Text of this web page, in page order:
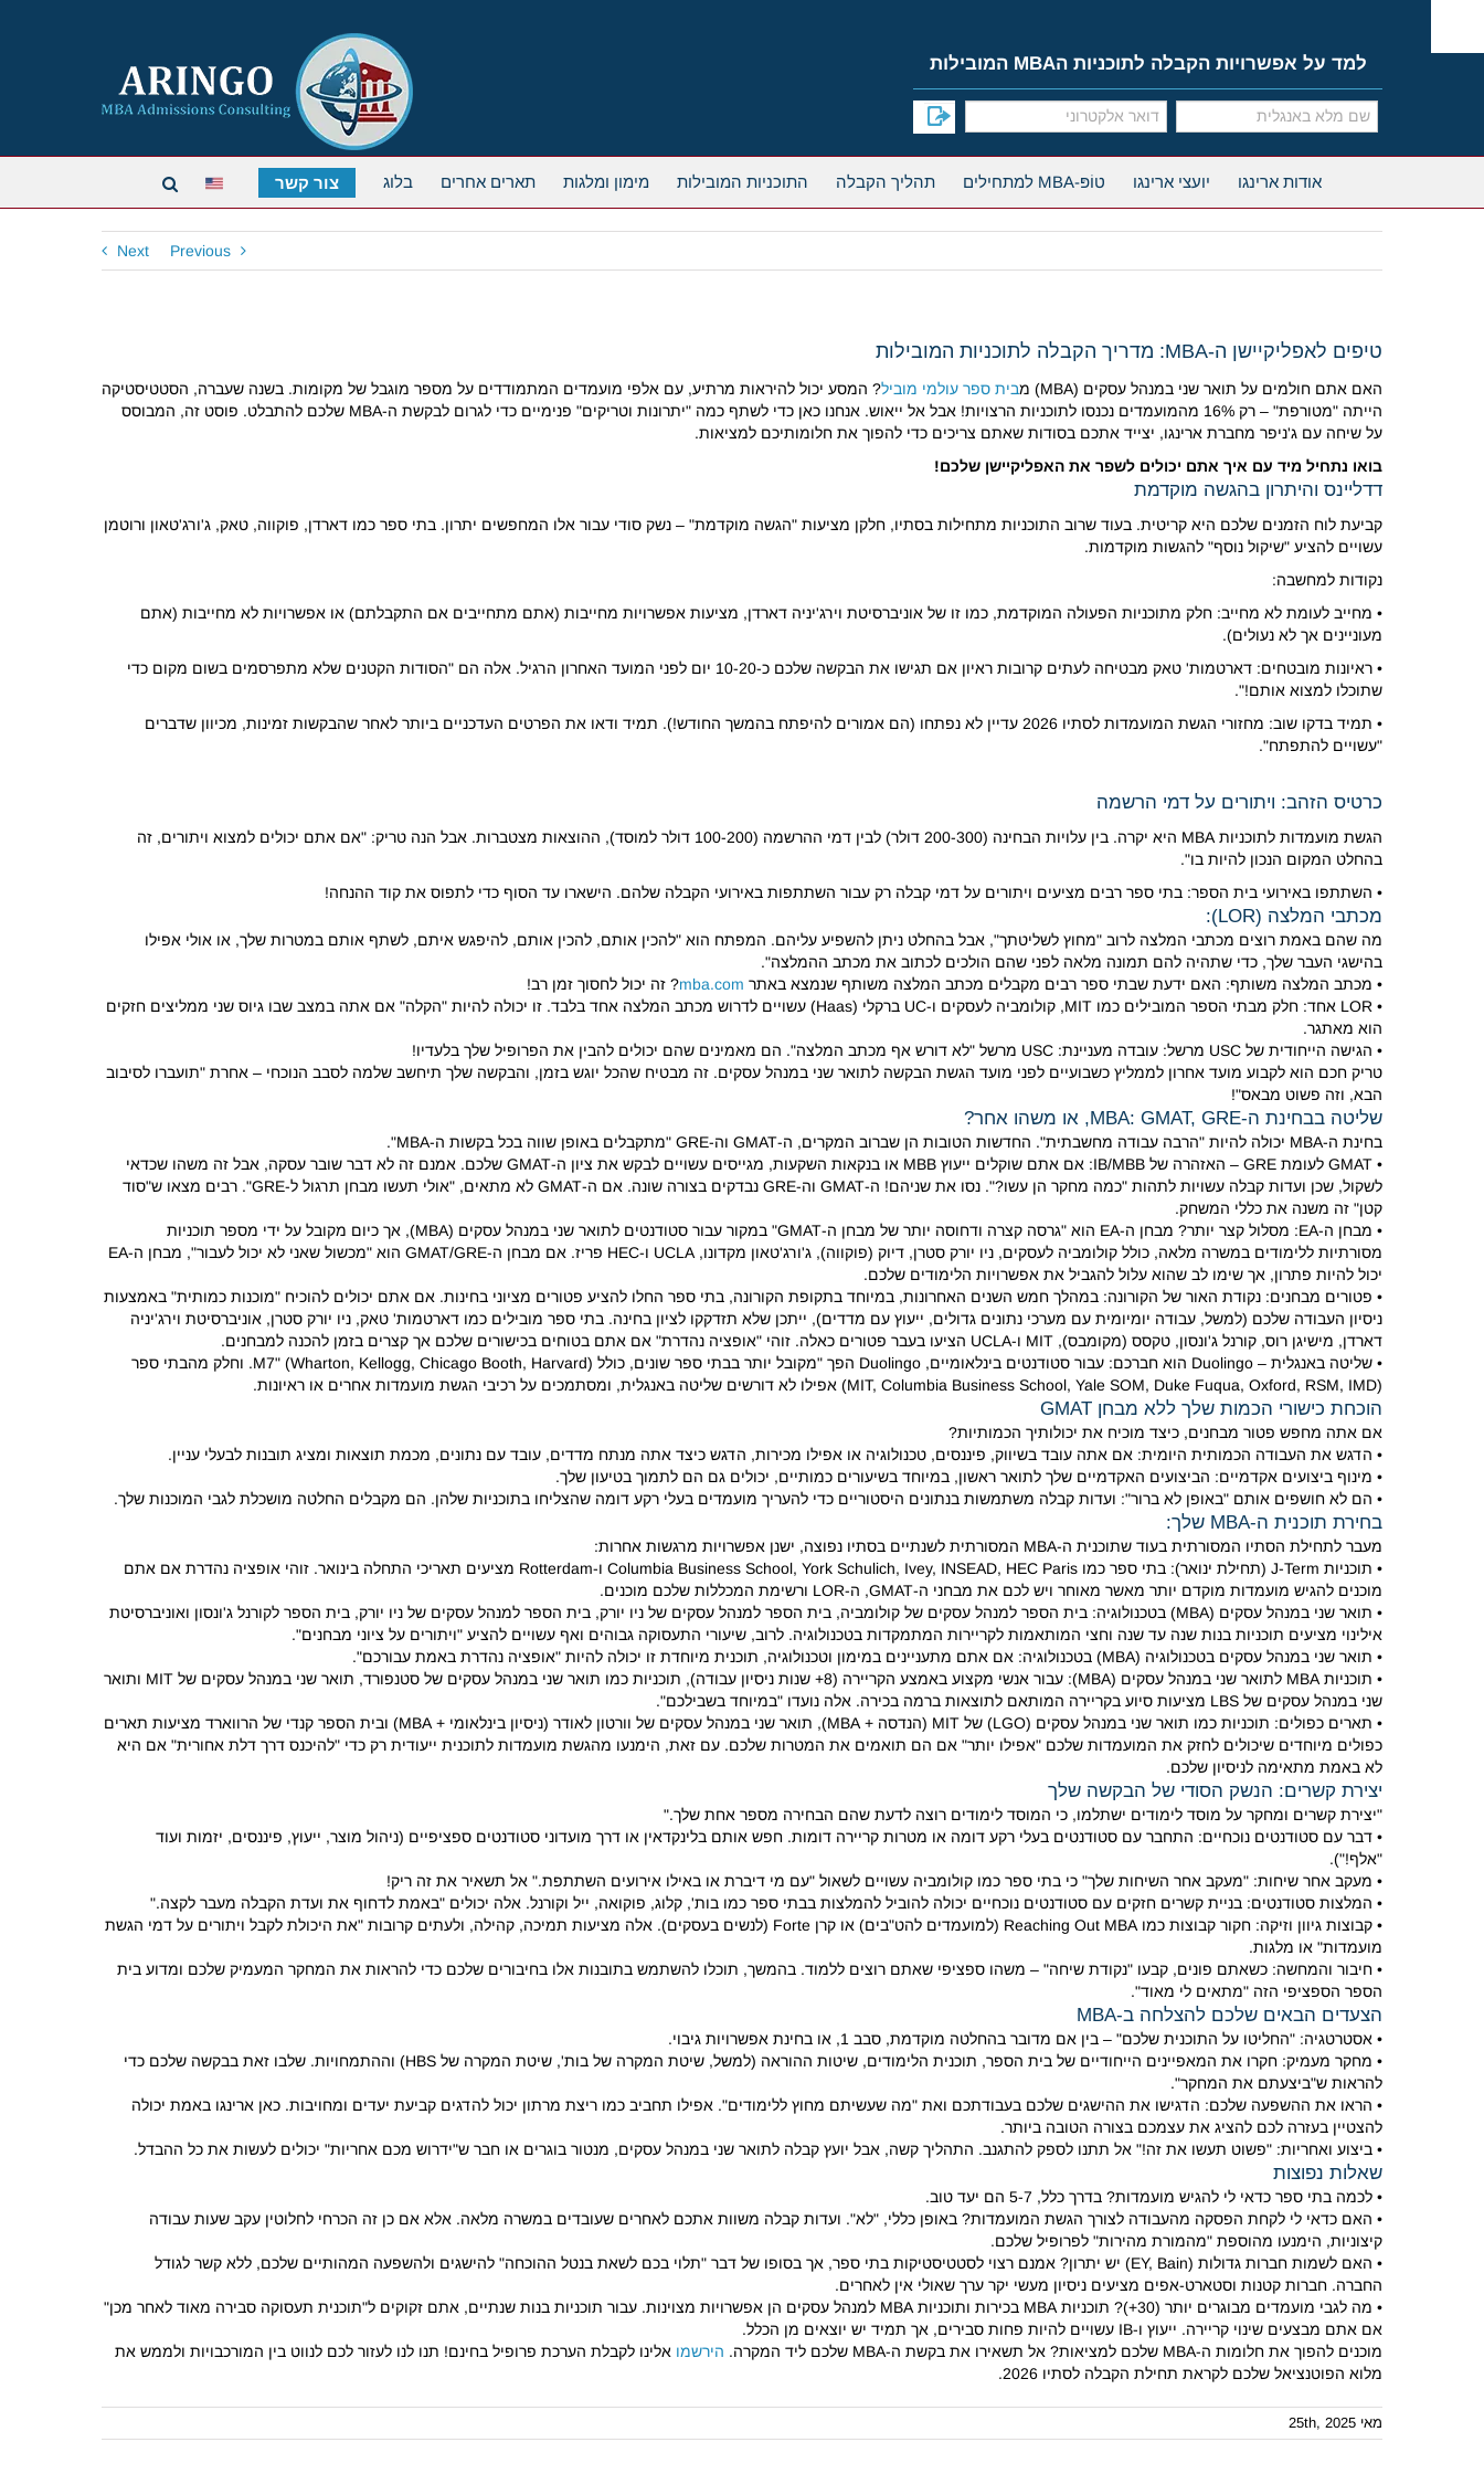
content
למד על אפשרויות הקבלה לתוכניות הMBA המובילות
אודות ארינגו יועצי ארינגו טוֹפּ-MBA למתחילים תהליך הקבלה התוכניות המובילות מימון ומלגות תארים אחרים בלוג צור קשר
Previous
Next
טיפים לאפליקיישן ה-MBA: מדריך הקבלה לתוכניות המובילות
האם אתם חולמים על תואר שני במנהל עסקים (MBA) מ בית ספר עולמי מוביל? המסע יכול להיראות מרתיע, עם אלפי מועמדים המתמודדים על מספר מוגבל של מקומות. בשנה שעברה, הסטטיסטיקה
הייתה "מטורפת" – רק 16% מהמועמדים נכנסו לתוכניות הרצויות!
אבל אל ייאוש. אנחנו כאן כדי לשתף כמה "יתרונות וטריקים" פנימיים כדי לגרום לבקשת ה-MBA שלכם להתבלט.
פוסט זה, המבוסס
על שיחה עם ג'ניפר מחברת ארינגו, יצייד אתכם בסודות שאתם צריכים כדי להפוך את חלומותיכם למציאות.
בואו נתחיל מיד עם איך אתם יכולים לשפר את האפליקיישן שלכם!
דדליינס והיתרון בהגשה מוקדמת
קביעת לוח הזמנים שלכם היא קריטית. בעוד שרוב התוכניות מתחילות בסתיו, חלקן מציעות "הגשה מוקדמת" – נשק סודי עבור אלו המחפשים יתרון. בתי ספר כמו דארדן, פוקווה, טאק, ג'ורג'טאון ורוטמן
עשויים להציע "שיקול נוסף" להגשות מוקדמות.
נקודות למחשבה:
• מחייב לעומת לא מחייב: חלק מתוכניות הפעולה המוקדמת, כמו זו של אוניברסיטת וירג'יניה דארדן, מציעות אפשרויות מחייבות (אתם מתחייבים אם התקבלתם) או אפשרויות לא מחייבות (אתם
מעוניינים אך לא נעולים).
• ראיונות מובטחים: דארטמות' טאק מבטיחה לעתים קרובות ראיון אם תגישו את הבקשה שלכם כ-10-20 יום לפני המועד האחרון הרגיל.
אלה הם "הסודות הקטנים שלא מתפרסמים בשום מקום כדי
שתוכלו למצוא אותם!".
• תמיד בדקו שוב: מחזורי הגשת המועמדות לסתיו 2026 עדיין לא נפתחו (הם אמורים להיפתח בהמשך החודש!).
תמיד ודאו את הפרטים העדכניים ביותר לאחר שהבקשות זמינות, מכיוון שדברים
"עשויים להתפתח".
כרטיס הזהב: ויתורים על דמי הרשמה
הגשת מועמדות לתוכניות MBA היא יקרה. בין עלויות הבחינה (200-300 דולר) לבין דמי ההרשמה (100-200 דולר למוסד), ההוצאות מצטברות.
אבל הנה טריק: "אם אתם יכולים למצוא ויתורים, זה
בהחלט המקום הנכון להיות בו".
• השתתפו באירועי בית הספר: בתי ספר רבים מציעים ויתורים על דמי קבלה רק עבור השתתפות באירועי הקבלה שלהם. הישארו עד הסוף כדי לתפוס את קוד ההנחה!
מכתבי המלצה (LOR):
מה שהם באמת רוצים מכתבי המלצה לרוב "מחוץ לשליטתך", אבל בהחלט ניתן להשפיע עליהם. המפתח הוא "להכין אותם, להכין אותם, להיפגש איתם, לשתף אותם במטרות שלך, או אולי אפילו
בהישגי העבר שלך, כדי שתהיה להם תמונה מלאה לפני שהם הולכים לכתוב את מכתב ההמלצה".
• מכתב המלצה משותף: האם ידעת שבתי ספר רבים מקבלים מכתב המלצה משותף שנמצא באתר mba.com
? זה יכול לחסוך זמן רב!
• LOR אחד: חלק מבתי הספר המובילים כמו MIT, קולומביה לעסקים ו-UC ברקלי (Haas) עשויים לדרוש מכתב המלצה אחד בלבד.
זו יכולה להיות "הקלה" אם אתה במצב שבו גיוס שני ממליצים חזקים
הוא מאתגר.
• הגישה הייחודית של USC מרשל: עובדה מעניינת: USC מרשל "לא דורש אף מכתב המלצה".
הם מאמינים שהם יכולים להבין את הפרופיל שלך בלעדיו!
טריק חכם הוא לקבוע מועד אחרון לממליץ כשבועיים לפני מועד הגשת הבקשה לתואר שני במנהל עסקים. זה מבטיח שהכל יוגש בזמן, והבקשה שלך תיחשב שלמה לסבב הנוכחי – אחרת "תועברו לסיבוב
הבא, וזה פשוט מבאס"!
שליטה בבחינת ה-MBA: GMAT, GRE, או משהו אחר?
בחינת ה-MBA יכולה להיות "הרבה עבודה מחשבתית".
החדשות הטובות הן שברוב המקרים, ה-GMAT וה-GRE "מתקבלים באופן שווה בכל בקשות ה-MBA".
•
אמנם זה לא דבר שובר עסקה, אבל זה משהו שכדאי
לשקול, שכן ועדות קבלה עשויות לתהות "כמה מחקר הן עשו?". נסו את שניהם! ה-GMAT וה-GRE נבדקים בצורה שונה. אם ה-GMAT לא מתאים, "אולי תעשו מבחן תרגול ל-GRE".
רבים מצאו ש"סוד
קטן" זה משנה את כללי המשחק.
• מבחן ה-EA: מסלול קצר יותר?
מבחן ה-EA הוא "גרסה קצרה ודחוסה יותר של מבחן ה-GMAT" במקור עבור סטודנטים לתואר שני במנהל עסקים (MBA), אך כיום מקובל על ידי מספר תוכניות
מסורתיות ללימודים במשרה מלאה, כולל קולומביה לעסקים, ניו יורק סטרן, דיוק (פוקווה), ג'ורג'טאון מקדונו, UCLA ו-HEC פריז.
אם מבחן ה-GMAT/GRE הוא "מכשול שאני לא יכול לעבור", מבחן ה-EA
יכול להיות פתרון, אך שימו לב שהוא עלול להגביל את אפשרויות הלימודים שלכם.
• פטורים מבחנים: נקודת האור של הקורונה: במהלך חמש השנים האחרונות, במיוחד בתקופת הקורונה, בתי ספר החלו להציע פטורים מציוני בחינות. אם אתם יכולים להוכיח "מוכנות כמותית" באמצעות
ניסיון העבודה שלכם (למשל, עבודה יומיומית עם מערכי נתונים גדולים, ייעוץ עם מדדים), ייתכן שלא תזדקקו לציון בחינה. בתי ספר מובילים כמו דארטמות' טאק, ניו יורק סטרן, אוניברסיטת וירג'יניה
דארדן, מישיגן רוס, קורנל ג'ונסון, טקסס (מקומבס), MIT ו-UCLA הציעו בעבר פטורים כאלה.
זוהי "אופציה נהדרת" אם אתם בטוחים בכישורים שלכם אך קצרים בזמן להכנה למבחנים.
• שליטה באנגלית – Duolingo הוא חברכם: עבור סטודנטים בינלאומיים, Duolingo הפך "מקובל יותר בבתי ספר שונים, כולל M7" (Wharton, Kellogg, Chicago Booth, Harvard).
וחלק מהבתי ספר
(MIT, Columbia Business School, Yale SOM, Duke Fuqua, Oxford, RSM, IMD) אפילו לא דורשים שליטה באנגלית, ומסתמכים על רכיבי הגשת מועמדות אחרים או ראיונות.
הוכחת כישורי הכמות שלך ללא מבחן GMAT
אם אתה מחפש פטור מבחנים, כיצד מוכיח את יכולותיך הכמותיות?
• הדגש את העבודה הכמותית היומית: אם אתה עובד בשיווק, פיננסים, טכנולוגיה או אפילו מכירות, הדגש כיצד אתה מנתח מדדים, עובד עם נתונים, מכמת תוצאות ומציג תובנות לבעלי עניין.
• מינוף ביצועים אקדמיים: הביצועים האקדמיים שלך לתואר ראשון, במיוחד בשיעורים כמותיים, יכולים גם הם לתמוך בטיעון שלך.
• הם לא חושפים אותם "באופן לא ברור": ועדות קבלה משתמשות בנתונים היסטוריים כדי להעריך מועמדים בעלי רקע דומה שהצליחו בתוכניות שלהן. הם מקבלים החלטה מושכלת לגבי המוכנות שלך.
בחירת תוכנית ה-MBA שלך:
מעבר לתחילת הסתיו המסורתית בעוד שתוכנית ה-MBA המסורתית לשנתיים בסתיו נפוצה, ישנן אפשרויות מרגשות אחרות:
• תוכניות J-Term (תחילת ינואר): בתי ספר כמו Columbia Business School, York Schulich, Ivey, INSEAD, HEC Paris ו-Rotterdam מציעים תאריכי התחלה בינואר.
זוהי אופציה נהדרת אם אתם
מוכנים להגיש מועמדות מוקדם יותר מאשר מאוחר ויש לכם את מבחני ה-GMAT, ה-LOR ורשימת המכללות שלכם מוכנים.
• תואר שני במנהל עסקים (MBA) בטכנולוגיה: בית הספר למנהל עסקים של קולומביה, בית הספר למנהל עסקים של ניו יורק, בית הספר למנהל עסקים של ניו יורק, בית הספר לקורנל ג'ונסון ואוניברסיטת
אילינוי מציעים תוכניות בנות שנה עד שנה וחצי המותאמות לקריירות המתמקדות בטכנולוגיה. לרוב, שיעורי התעסוקה גבוהים ואף עשויים להציע "ויתורים על ציוני מבחנים".
• תואר שני במנהל עסקים בטכנולוגיה (MBA) בטכנולוגיה: אם אתם מתעניינים במימון וטכנולוגיה, תוכנית מיוחדת זו יכולה להיות "אופציה נהדרת באמת עבורכם".
• תוכניות MBA לתואר שני במנהל עסקים (MBA): עבור אנשי מקצוע באמצע הקריירה (8+ שנות ניסיון עבודה), תוכניות כמו תואר שני במנהל עסקים של סטנפורד, תואר שני במנהל עסקים של MIT ותואר
שני במנהל עסקים של LBS מציעות סיוע בקריירה המותאם לתוצאות ברמה בכירה.
אלה נועדו "במיוחד בשבילכם".
• תארים כפולים: תוכניות כמו תואר שני במנהל עסקים (LGO) של MIT (הנדסה + MBA), תואר שני במנהל עסקים של וורטון לאודר (ניסיון בינלאומי + MBA) ובית הספר קנדי ​​של הרווארד מציעות תארים
כפולים מיוחדים שיכולים לחזק את המועמדות שלכם "אפילו יותר" אם הם תואמים את המטרות שלכם. עם זאת, הימנעו מהגשת מועמדות לתוכנית ייעודית רק כדי "להיכנס דרך דלת אחורית" אם היא
לא באמת מתאימה לניסיון שלכם.
יצירת קשרים: הנשק הסודי של הבקשה שלך
"יצירת קשרים ומחקר על מוסד לימודים ישתלמו, כי המוסד לימודים רוצה לדעת שהם הבחירה מספר אחת שלך."
• דבר עם סטודנטים נוכחיים: התחבר עם סטודנטים בעלי רקע דומה או מטרות קריירה דומות. חפש אותם בלינקדאין או דרך מועדוני סטודנטים ספציפיים (ניהול מוצר, ייעוץ, פיננסים, יזמות ועוד
"אלף!").
• מעקב אחר שיחות: "מעקב אחר השיחות שלך" כי בתי ספר כמו קולומביה עשויים לשאול "עם מי דיברת או באילו אירועים השתתפת." אל תשאיר את זה ריק!
• המלצות סטודנטים: בניית קשרים חזקים עם סטודנטים נוכחיים יכולה להוביל להמלצות בבתי ספר כמו בות', קלוג, פוקואה, ייל וקורנל. אלה יכולים "באמת לדחוף את ועדת הקבלה מעבר לקצה."
• קבוצות גיוון וזיקה: חקור קבוצות כמו Reaching Out MBA (למועמדים להט"בים) או קרן Forte (לנשים בעסקים). אלה מציעות תמיכה, קהילה, ולעתים קרובות "את היכולת לקבל ויתורים על דמי הגשת
מועמדות" או מלגות.
• חיבור והמחשה: כשאתם פונים, קבעו "נקודת שיחה" – משהו ספציפי שאתם רוצים ללמוד. בהמשך, תוכלו להשתמש בתובנות אלו בחיבורים שלכם כדי להראות את המחקר המעמיק שלכם ומדוע בית
הספר הספציפי הזה "מתאים לי מאוד".
הצעדים הבאים שלכם להצלחה ב-MBA
• אסטרטגיה: "החליטו על התוכנית שלכם" – בין אם מדובר בהחלטה מוקדמת, סבב 1, או בחינת אפשרויות גיבוי.
• מחקר מעמיק: חקרו את המאפיינים הייחודיים של בית הספר, תוכנית הלימודים, שיטות ההוראה (למשל, שיטת המקרה של בות', שיטת המקרה של HBS) וההתמחויות.
שלבו זאת בבקשה שלכם כדי
להראות ש"ביצעתם את המחקר".
• הראו את ההשפעה שלכם: הדגישו את ההישגים שלכם בעבודתכם ואת "מה שעשיתם מחוץ ללימודים". אפילו תחביב כמו ריצת מרתון יכול להדגים קביעת יעדים ומחויבות. כאן ארינגו באמת יכולה
להצטיין בעזרה לכם להציג את עצמכם בצורה הטובה ביותר.
• ביצוע ואחריות: "פשוט תעשו את זה!" אל תתנו לספק להתגנב. התהליך קשה, אבל יועץ קבלה לתואר שני במנהל עסקים, מנטור בוגרים או חבר ש"ידרוש מכם אחריות" יכולים לעשות את כל ההבדל.
שאלות נפוצות
• לכמה בתי ספר כדאי לי להגיש מועמדות? בדרך כלל, 5-7 הם יעד טוב.
• האם כדאי לי לקחת הפסקה מהעבודה לצורך הגשת המועמדות? באופן כללי, "לא". ועדות קבלה משוות אתכם לאחרים שעובדים במשרה מלאה. אלא אם כן זה הכרחי לחלוטין עקב שעות עבודה
קיצוניות, הימנעו מהוספת "מהמורת מהירות" לפרופיל שלכם.
• האם לשמות חברות גדולות (EY, Bain) יש יתרון?
אמנם רצוי לסטטיסטיקות בתי ספר, אך בסופו של דבר "תלוי בכם לשאת בנטל ההוכחה" להישגים ולהשפעה המהותיים שלכם, ללא קשר לגודל
החברה. חברות קטנות וסטארט-אפים מציעים ניסיון מעשי יקר ערך שאולי אין לאחרים.
• מה לגבי מועמדים מבוגרים יותר (30+)?
תוכניות MBA בכירות ותוכניות MBA למנהל עסקים הן אפשרויות מצוינות.
עבור תוכניות בנות שנתיים, אתם זקוקים ל"תוכנית תעסוקה סבירה מאוד לאחר מכן"
אם אתם מבצעים שינוי קריירה. ייעוץ ו-IB עשויים להיות פחות סבירים, אך תמיד יש יוצאים מן הכלל.
מוכנים להפוך את חלומות ה-MBA שלכם למציאות?
אל תשאירו את בקשת ה-MBA שלכם ליד המקרה. הירשמו אלינו לקבלת הערכת פרופיל בחינם! תנו לנו לעזור לכם לנווט בין המורכבויות ולממש את
מלוא הפוטנציאל שלכם לקראת תחילת הקבלה לסתיו 2026.
מאי 25th, 2025